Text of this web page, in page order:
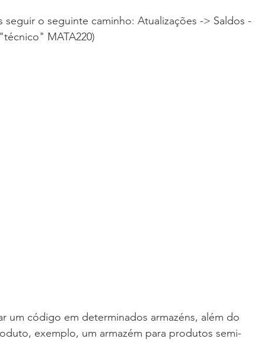
o seguinte caminho: Atualizações -> Saldos -
MATA220)
um código em determinados armazéns, além do
exemplo, um armazém para produtos semi-